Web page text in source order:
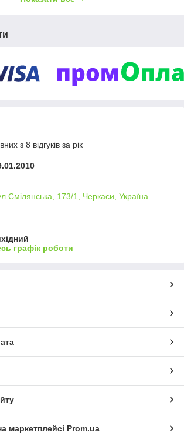
засоби захисту рослин,
мотокоси — більше ніж
3
в наявності. Мінімальне
безпечний для людей і
з 8 відгуків за рік
173/1, Черкаси, Україна
графік роботи
маркетплейсі Prom.ua